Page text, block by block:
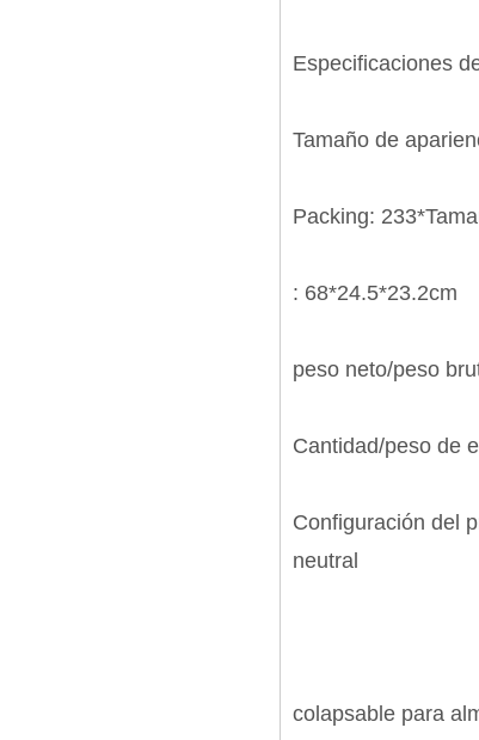
Especificaciones
Tamaño de
Packing:
: 68*24.5*23.2cm
peso neto/peso
Cantidad/peso de
Configuración del
neutral
colapsable para